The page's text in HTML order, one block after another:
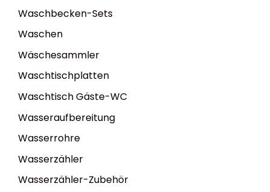
Waschbecken-Sets
Waschen
Wäschesammler
Waschtischplatten
Waschtisch Gäste-WC
Wasseraufbereitung
Wasserrohre
Wasserzähler
Wasserzähler-Zubehör